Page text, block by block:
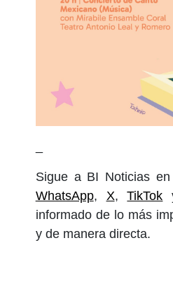
Sigue a BI Noticias en
WhatsApp, X,TikTok
informado de lo más
y de manera directa.